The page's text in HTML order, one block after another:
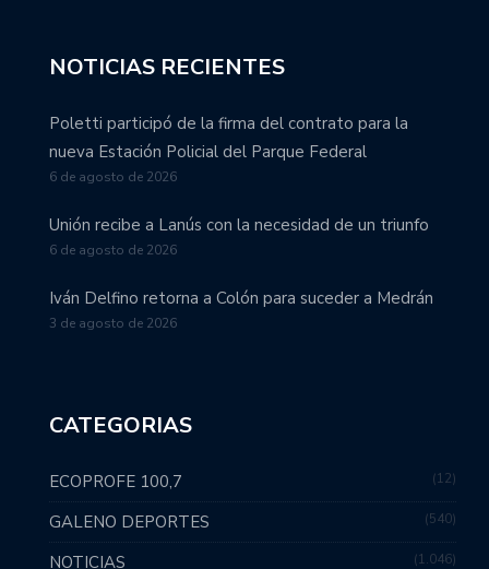
NOTICIAS RECIENTES
Poletti participó de la firma del contrato para la
nueva Estación Policial del Parque Federal
6 de agosto de 2026
Unión recibe a Lanús con la necesidad de un triunfo
6 de agosto de 2026
Iván Delfino retorna a Colón para suceder a Medrán
3 de agosto de 2026
CATEGORIAS
ECOPROFE 100,7 12
GALENO DEPORTES 540
NOTICIAS 1.046